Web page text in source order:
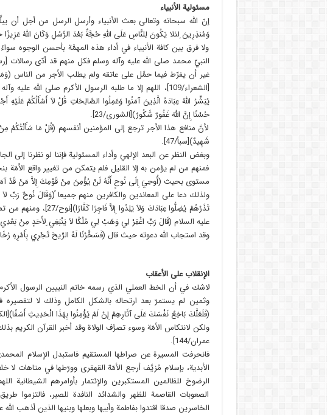
مسئولية الأنبياء
إنّ الله سبحانه وتعالى بعث الأنبياء وأرسل الرسل من أجل أن
وَمُنذِرِينَ ِلئلا يَكُونَ لِلنَّاسِ عَلَى اللَّهِ حُجَّةٌ بَعْدَ الرُّسُلِ وَكَانَ اللَّهُ عَزِيزًا
ولا فرق بين كافة الأنبياء في أداء هذه المهمَّة بأحسن الوجوه
النبيّ محمد صلى الله عليه وآله وسلم فكل منهم قد أدّى رسالات
غير أن يفرِّط فيما حمِّل على عاتقه ولم يطلب الأجر من الناس
[الشعراء/109]، اللهم إلا ما طلبه الرسول الأكرم صلى
يُبَشِّرُ اللَّهُ عِبَادَهُ الَّذِينَ آمَنُوا وَعَمِلُوا الصَّالِحَاتِ قُلْ لاَ أَسْأَلُكُمْ
حُسْنًا إِنَّ اللَّهَ غَفُورٌ شَكُورٌ)[الشورى/23].
لأنَّ منافع هذا الأجر ترجع إلى المؤمنين أنفسهم (قُلْ مَا
شَهِيدٌ)[سبأ/47].
وبغض النظر عن البعد الإلهي وأداء المسئولية فإننا لو نظرنا إلى
فمنهم من لم يؤمن به إلا القليل فلم يتمكن من تغيير واقع
مستوى بحيث (أُوحِيَ إِلَى نُوحٍ أَنَّهُ لَنْ يُؤْمِنَ مِنْ قَوْمِكَ إِلاَّ مَنْ قَدْ آمَنَ
تَذَرْهُمْ يُضِلُّوا عِبَادَكَ وَلاَ
عليه السلام (قَالَ رَبِّ اغْفِرْ لِي وَهَبْ لِي مُلْكًا لاَ يَنْبَغِي ِلأَحَدٍ مِنْ
وقد استجاب الله دعوته حيث قال (فَسَخَّرْنَا لَهُ الرِّيحَ تَجْرِي بِأَمْرِهِ
الإنقلاب على الأعقاب
لاشك في أن الخط العملي الذي رسمه خاتم النبيين الرسول
وثمين لم يستمرّ بعد ارتحاله بالشكل الكامل وذلك لا
(فَلَعَلَّكَ بَاخِعٌ نَفْسَكَ عَلَى آثَارِهِمْ إِنْ لَمْ يُؤْمِنُوا بِهَذَا الْحَدِيثِ
ولكن لانتكاس الأمّة وسوء تصرُّف الولاة وقد أخبر القرآن الكريم
عمران/144].
فانحرفت المسيرة عن صراطها المستقيم فاستبدل الإسلام
الأبدية، بإسلام مُزيَّف أرجع الأمّة القهقرى وورّطها في متاهات لا
الرضوخ للظالمين المستكبرين والإئتمار بأوامرهم الشيطانية
الصعوبات القاصمة للظهر والشدائد النافدة للصبر، فالتزموا
الخاسرين صدقا اقتدوا بفاطمة وأبيها وبعلها وبنيها الذين أذهب